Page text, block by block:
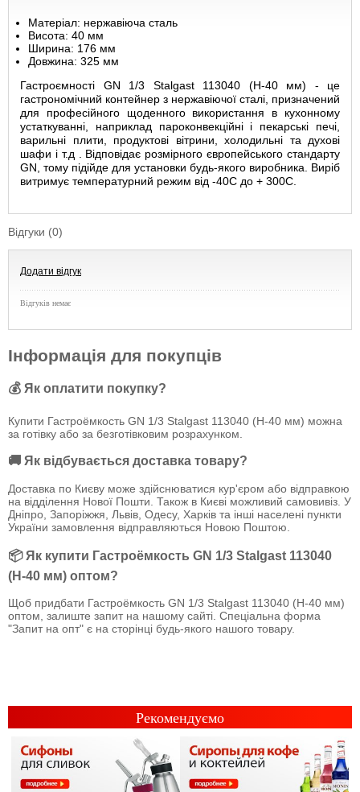
Матеріал: нержавіюча сталь
Висота: 40 мм
Ширина: 176 мм
Довжина: 325 мм
Гастроємності GN 1/3 Stalgast 113040 (Н-40 мм) - це
гастрономічний контейнер з нержавіючої сталі, призначений
для професійного щоденного використання в кухонному
устаткуванні, наприклад пароконвекційні і пекарські печі,
варильні плити, продуктові вітрини, холодильні та духові
шафи і т.д . Відповідає розмірного європейського стандарту
GN, тому підійде для установки будь-якого виробника. Виріб
витримує температурний режим від -40С до + 300С.
Відгуки (0)
Додати відгук
Відгуків немає
Інформація для покупців
💰 Як оплатити покупку?
Купити Гастроёмкость GN 1/3 Stalgast 113040 (Н-40 мм) можна
за готівку або за безготівковим розрахунком.
🚚 Як відбувається доставка товару?
Доставка по Києву може здійснюватися кур'єром або відправкою
на відділення Нової Пошти. Також в Києві можливий самовивіз. У
Дніпро, Запоріжжя, Львів, Одесу, Харків та інші населені пункти
України замовлення відправляються Новою Поштою.
📦 Як купити Гастроёмкость GN 1/3 Stalgast 113040
(Н-40 мм) оптом?
Щоб придбати Гастроёмкость GN 1/3 Stalgast 113040 (Н-40 мм)
оптом, залиште запит на нашому сайті. Спеціальна форма
"Запит на опт" є на сторінці будь-якого нашого товару.
Рекомендуємо